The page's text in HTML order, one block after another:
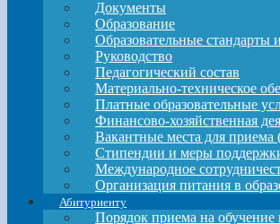
Документы
Образование
Образовательные стандарты
Руководство
Педагогический состав
Материально-техническое
Платные образовательные
Финансово-хозяйственная
Вакантные места для
Стипендии и меры
Международное
Организация питания в
Абитуриенту
Порядок приема на